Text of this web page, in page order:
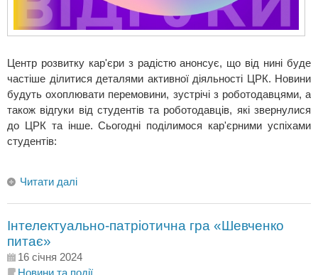
Центр розвитку кар'єри з радістю анонсує, що від нині буде
частіше ділитися деталями активної діяльності ЦРК. Новини
будуть охоплювати перемовини, зустрічі з роботодавцями, а
також відгуки від студентів та роботодавців, які звернулися
до ЦРК та інше. Сьогодні поділимося кар'єрними успіхами
студентів:
Читати далі
Інтелектуально-патріотична гра «Шевченко
питає»
16 січня 2024